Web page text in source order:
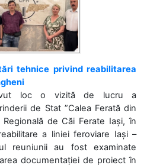
tehnice privind reabilitarea
loc o vizită de lucru a
de Stat ”Calea Ferată din
Regională de Căi Ferate Iași, în
a liniei feroviare Iași –
reuniunii au fost examinate
documentației de proiect în